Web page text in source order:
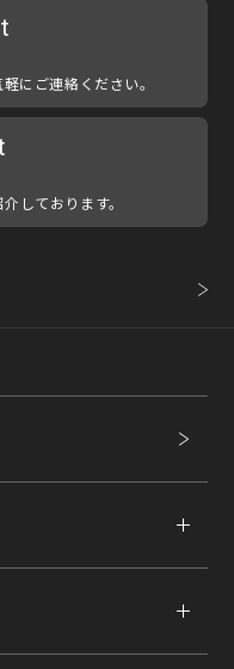
にご連絡ください。
しております。